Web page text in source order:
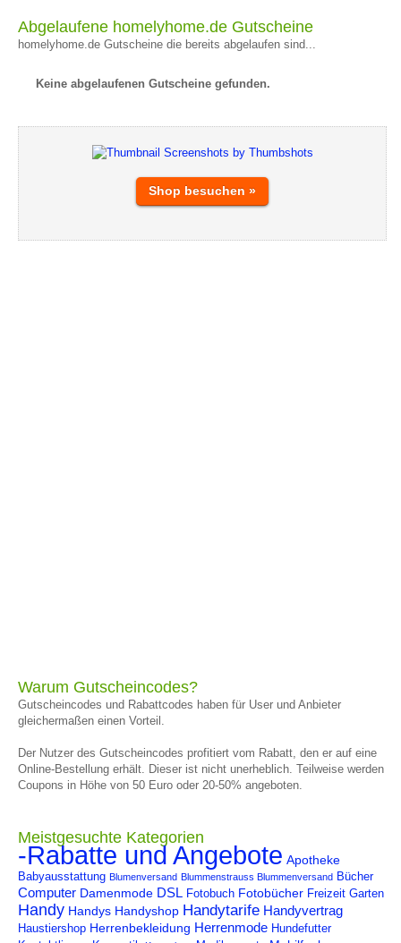
Abgelaufene homelyhome.de Gutscheine
homelyhome.de Gutscheine die bereits abgelaufen sind...
Keine abgelaufenen Gutscheine gefunden.
Shop besuchen »
Warum Gutscheincodes?
Gutscheincodes und Rabattcodes haben für User und Anbieter
gleichermaßen einen Vorteil.
Der Nutzer des Gutscheincodes profitiert vom Rabatt, den er auf eine
Online-Bestellung erhält. Dieser ist nicht unerheblich. Teilweise werden
Coupons in Höhe von 50 Euro oder 20-50% angeboten.
Meistgesuchte Kategorien
-Rabatte und Angebote Apotheke
Babyausstattung Blumenversand Blummenstrauss Blummenversand Bücher
Computer Damenmode DSL Fotobuch Fotobücher Freizeit Garten
Handy Handys Handyshop Handytarife Handyvertrag
Haustiershop Herrenbekleidung Herrenmode Hundefutter